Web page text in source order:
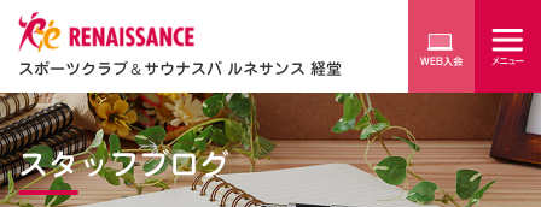
スポーツクラブ＆サウナスパ ルネサンス 経堂
スタッフブログ